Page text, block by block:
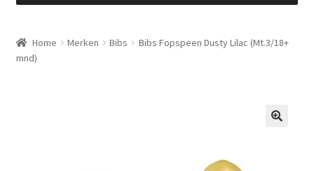
Home Merken Bibs
Bibs Fopspeen Dusty Lilac (Mt.3/18+
mnd)